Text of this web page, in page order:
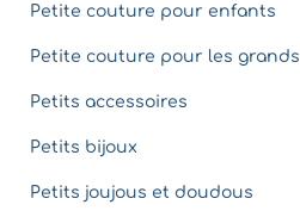
Petite couture pour enfants
Petite couture pour les grands
Petits accessoires
Petits bijoux
Petits joujous et doudous